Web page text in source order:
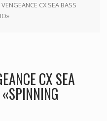
CX SEA BASS
CX SEA